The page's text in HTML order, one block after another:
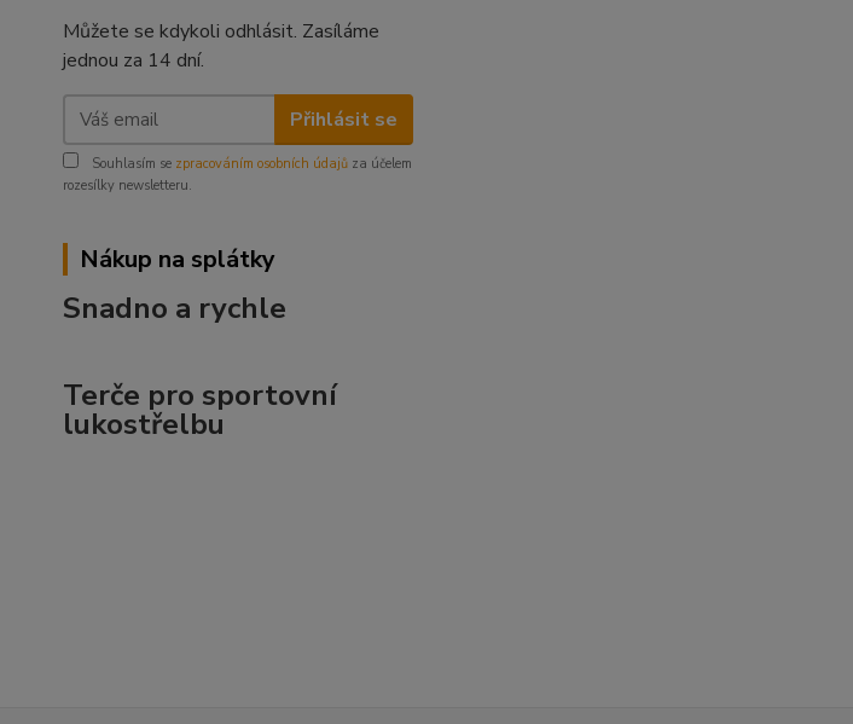
Můžete se kdykoli odhlásit. Zasíláme
jednou za 14 dní.
Přihlásit se
Souhlasím se zpracováním osobních údajů za účelem
rozesílky newsletteru.
Nákup na splátky
Snadno a rychle
Terče pro sportovní
lukostřelbu